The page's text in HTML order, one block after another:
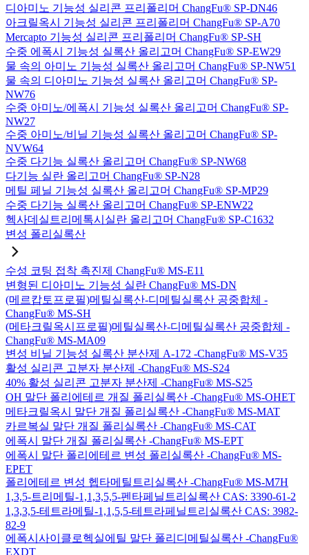
디아미노 기능성 실리콘 프리폴리머 ChangFu® SP-DN46
아크릴옥시 기능성 실리콘 프리폴리머 ChangFu® SP-A70
Mercapto 기능성 실리콘 프리폴리머 ChangFu® SP-SH
수중 에폭시 기능성 실록산 올리고머 ChangFu® SP-EW29
물 속의 아미노 기능성 실록산 올리고머 ChangFu® SP-NW51
물 속의 디아미노 기능성 실록산 올리고머 ChangFu® SP-
NW76
수중 아미노/에폭시 기능성 실록산 올리고머 ChangFu® SP-
NW27
수중 아미노/비닐 기능성 실록산 올리고머 ChangFu® SP-
NVW64
수중 다기능 실록산 올리고머 ChangFu® SP-NW68
다기능 실란 올리고머 ChangFu® SP-N28
메틸 페닐 기능성 실록산 올리고머 ChangFu® SP-MP29
수중 다기능 실록산 올리고머 ChangFu® SP-ENW22
헥사데실트리메톡시실란 올리고머 ChangFu® SP-C1632
변성 폴리실록산
수성 코팅 접착 촉진제 ChangFu® MS-E11
변형된 디아미노 기능성 실란 ChangFu® MS-DN
(메르캅토프로필)메틸실록산-디메틸실록산 공중합체 -
ChangFu® MS-SH
(메타크릴옥시프로필)메틸실록산-디메틸실록산 공중합체 -
ChangFu® MS-MA09
변성 비닐 기능성 실록산 분산제 A-172 -ChangFu® MS-V35
활성 실리콘 고분자 분산제 -ChangFu® MS-S24
40% 활성 실리콘 고분자 분산제 -ChangFu® MS-S25
OH 말단 폴리에테르 개질 폴리실록산 -ChangFu® MS-OHET
메타크릴옥시 말단 개질 폴리실록산 -ChangFu® MS-MAT
카르복실 말단 개질 폴리실록산 -ChangFu® MS-CAT
에폭시 말단 개질 폴리실록산 -ChangFu® MS-EPT
에폭시 말단 폴리에테르 변성 폴리실록산 -ChangFu® MS-
EPET
폴리에테르 변성 헵타메틸트리실록산 -ChangFu® MS-M7H
1,3,5-트리메틸-1,1,3,5,5-펜타페닐트리실록산 CAS: 3390-61-2
1,3,3,5-테트라메틸-1,1,5,5-테트라페닐트리실록산 CAS: 3982-
82-9
에폭시사이클로헥실에틸 말단 폴리디메틸실록산 -ChangFu®
EXDT